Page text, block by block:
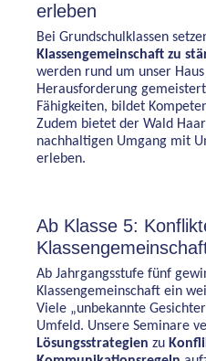
erleben
Bei Grundschulklassen
Klassengemeinschaft zu
werden rund um unser
Herausforderung
Fähigkeiten, bildet
Zudem bietet der Wald
nachhaltigen Umgang mit
erleben.
Ab Klasse 5:
Ab Jahrgangsstufe fünf
Klassengemeinschaft ein
Viele „unbekannte
Umfeld. Unsere Seminare
Lösungsstrategien zu